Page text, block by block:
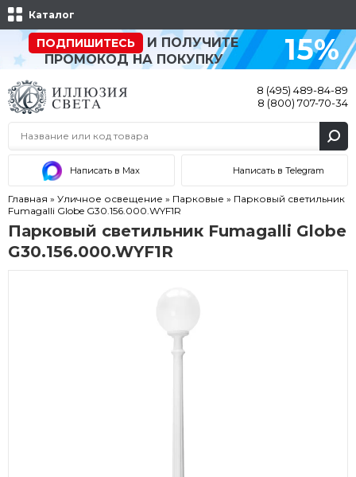
Каталог
ПОДПИШИТЕСЬ
И ПОЛУЧИТЕ
ПРОМОКОД НА ПОКУПКУ
15%
8 (495) 489-84-89
8 (800) 707-70-34
Написать в Max Написать в Telegram
Главная » Уличное освещение » Парковые » Парковый светильник
Fumagalli Globe G30.156.000.WYF1R
Парковый светильник Fumagalli Globe
G30.156.000.WYF1R